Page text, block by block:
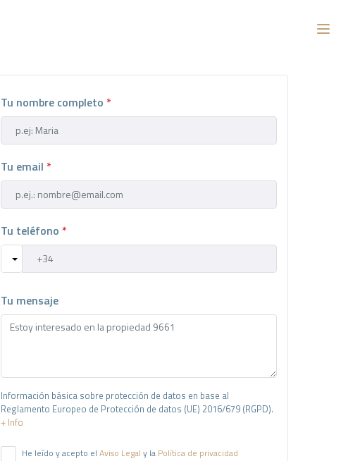
Tu nombre completo *
Tu email *
Tu teléfono *
Tu mensaje
Información básica sobre protección de datos en base al
Reglamento Europeo de Protección de datos (UE) 2016/679 (RGPD).
+ Info
He leído y acepto el Aviso Legal y la Política de privacidad